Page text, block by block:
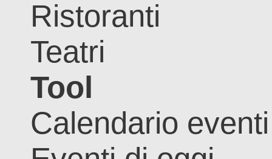
Ristoranti
Teatri
Tool
Calendario eventi